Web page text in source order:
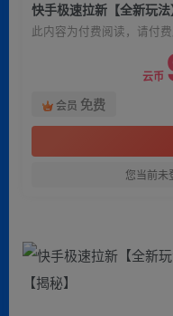
此内容为付费阅读，请付
云币
会员 免费
您当前未